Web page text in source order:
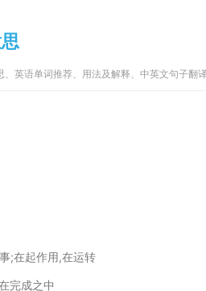
英语单词推荐、用法及解释、中英文句子翻
;在起作用,在运转
完成之中